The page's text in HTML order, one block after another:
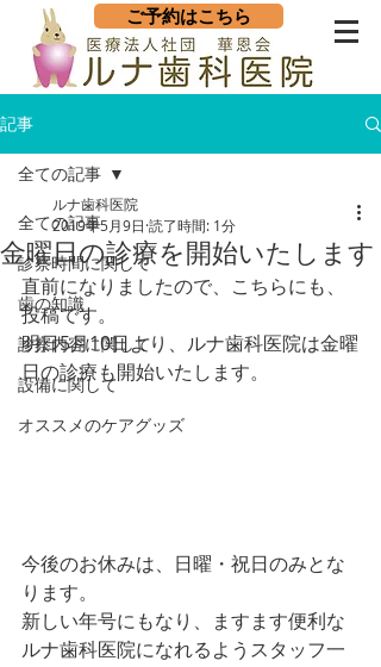
ご予約はこちら
記事
全ての記事
診察時間に関して
歯の知識
診察内容に関して
設備に関して
オススメのケアグッズ
全ての記事
金曜日の診療を開始いたします
ルナ歯科医院
2019年5月9日 読了時間: 1分
直前になりましたので、こちらにも、
投稿です。
明日5月10日より、ルナ歯科医院は金曜
日の診療も開始いたします。
今後のお休みは、日曜・祝日のみとな
ります。
新しい年号にもなり、ますます便利な
ルナ歯科医院になれるようスタッフ一